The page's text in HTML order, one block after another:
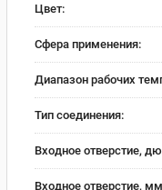
Цвет:
Сфера применения:
Диапазон рабочих
Тип соединения:
Входное отверстие,
Входное отверстие,